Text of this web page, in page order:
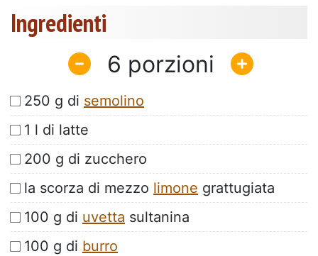
Ingredienti
6
250 g di semolino
1 l di latte
200 g di zucchero
la scorza di mezzo limone grattugiata
100 g di uvetta sultanina
100 g di burro